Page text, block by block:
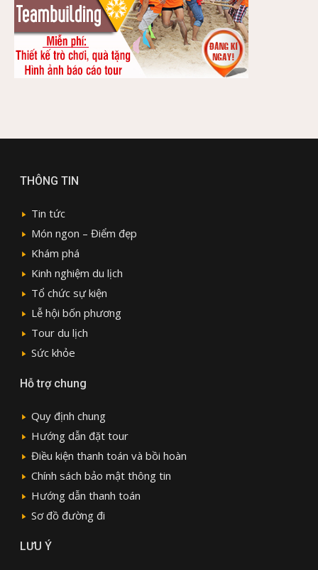
THÔNG TIN
Tin tức
Món ngon – Điểm đẹp
Khám phá
Kinh nghiệm du lịch
Tổ chức sự kiện
Lễ hội bốn phương
Tour du lịch
Sức khỏe
Hỗ trợ chung
Quy định chung
Hướng dẫn đặt tour
Điều kiện thanh toán và bồi hoàn
Chính sách bảo mật thông tin
Hướng dẫn thanh toán
Sơ đồ đường đi
LƯU Ý